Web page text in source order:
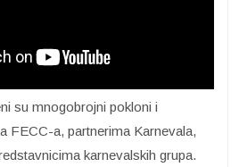
su mnogobrojni pokloni i
FECC-a, partnerima Karnevala,
karnevalskih grupa.